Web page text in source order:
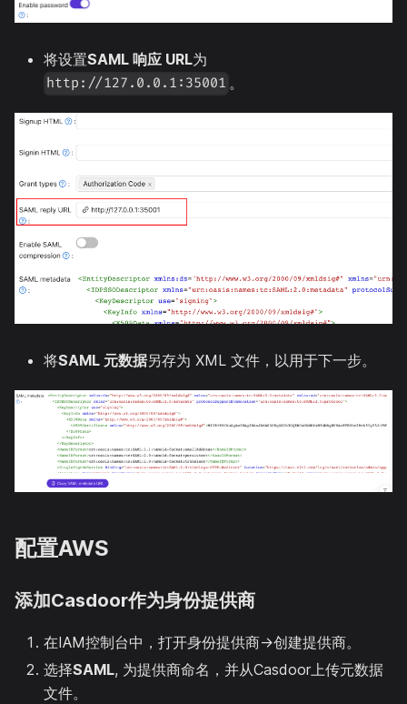
将设置SAML 响应 URL为
http://127.0.0.1:35001 。
将SAML 元数据另存为 XML 文件，以用于下一步。
配置AWS
添加Casdoor作为身份提供商
在IAM控制台中，打开身份提供商→创建提供商。
选择SAML, 为提供商命名，并从Casdoor上传元数据
文件。